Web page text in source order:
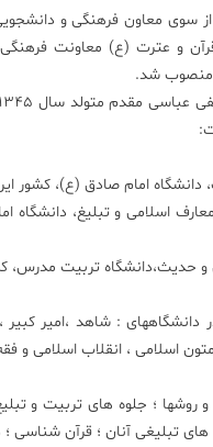
سوی معاون فرهنگی و
و عترت (ع) معاونت
منصوب شد.
امام صادق (ع)، کشور
اسلامی و تبلیغ، دانشگاه
حدیث،دانشگاه تربیت مدرس، کشور
از سال ۱۳۶۸ در دانشگاههای :
اسلامی ، انقلاب اسلامی و
روشها ؛ جلوه های تربیت و
تبلیغی آنان ؛ قرآن شناسی ؛